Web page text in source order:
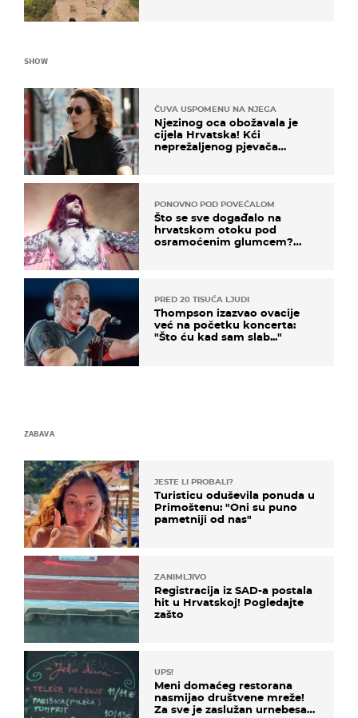
SHOW
ČUVA USPOMENU NA NJEGA
Njezinog oca obožavala je
cijela Hrvatska! Kći
neprežaljenog pjevača
PONOVNO POD POVEĆALOM
Što se sve događalo na
hrvatskom otoku pod
osramoćenim glumcem?
PRED 20 TISUĆA LJUDI
Thompson izazvao ovacije
već na početku koncerta:
"Što ću kad sam slab..."
ZABAVA
JESTE LI PROBALI?
Turisticu oduševila ponuda u
Primoštenu: "Oni su puno
pametniji od nas"
ZANIMLJIVO
Registracija iz SAD-a postala
hit u Hrvatskoj! Pogledajte
zašto
UPS!
Meni domaćeg restorana
nasmijao društvene mreže!
Za sve je zaslužan urnebesan